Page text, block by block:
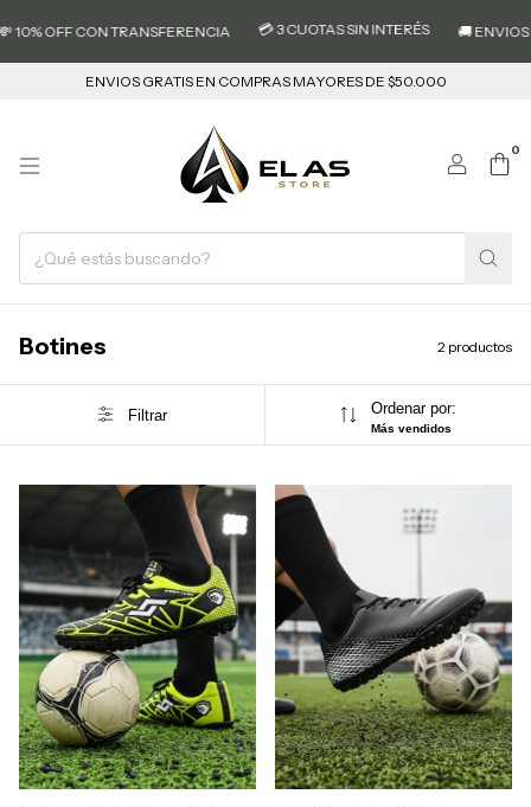
10% OFF CON TRANSFERENCIA 💳 3 CUOTAS SIN INTERÉS 🚚 ENVIOS
ENVIOS GRATIS EN COMPRAS MAYORES DE $50.000
0
Botines 2 productos
Filtrar Ordenar por:
Más vendidos